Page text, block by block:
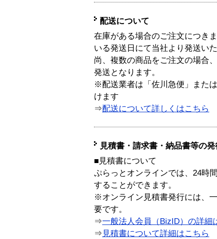
配送について
在庫がある場合のご注文につき
いる発送日にて当社より発送い
尚、複数の商品をご注文の場合
発送となります。
※配送業者は「佐川急便」また
けます
⇒配送について詳しくはこちら
見積書・請求書・納品書等の
■見積書について
ぷらっとオンラインでは、24時
することができます。
※オンライン見積書発行には、
要です。
⇒一般法人会員（BizID）の詳細
⇒ 見積書について詳細はこちら